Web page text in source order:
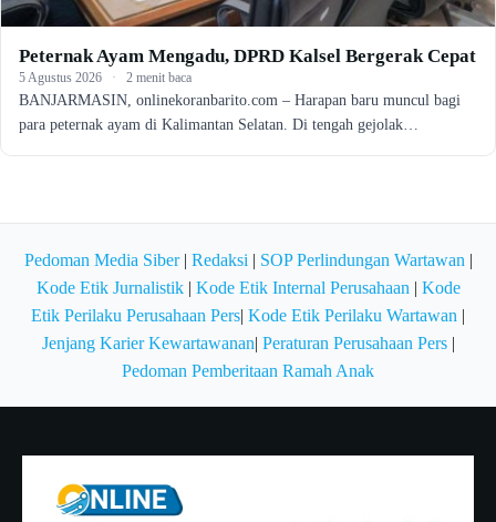
Peternak Ayam Mengadu, DPRD Kalsel Bergerak Cepat
5 Agustus 2026 · 2 menit baca
BANJARMASIN, onlinekoranbarito.com – Harapan baru muncul bagi
para peternak ayam di Kalimantan Selatan. Di tengah gejolak…
Pedoman Media Siber| Redaksi | SOP Perlindungan Wartawan |
Kode Etik Jurnalistik| Kode Etik Internal Perusahaan | Kode
Etik Perilaku Perusahaan Pers| Kode Etik Perilaku Wartawan |
Jenjang Karier Kewartawanan| Peraturan Perusahaan Pers|
Pedoman Pemberitaan Ramah Anak